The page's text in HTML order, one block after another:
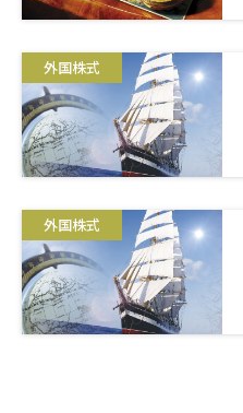
外国株式
外国株式